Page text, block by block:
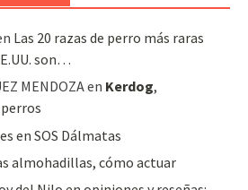
Las 20 razas de perro más raras
son…
MENDOZAen Kerdog,
en SOS Dálmatas
almohadillas, cómo actuar